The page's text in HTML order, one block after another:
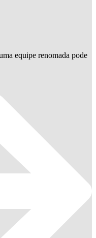
equipe renomada pode